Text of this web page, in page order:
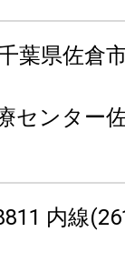
葉県佐倉
センター
内線